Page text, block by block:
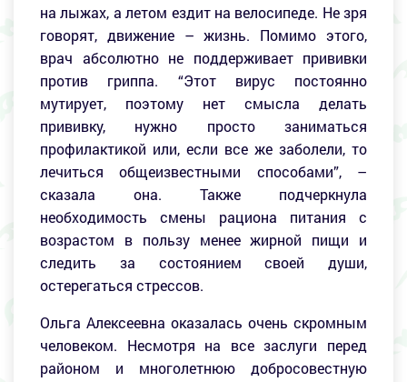
на лыжах, а летом ездит на велосипеде. Не зря
говорят, движение – жизнь. Помимо этого,
врач абсолютно не поддерживает прививки
против гриппа. “Этот вирус постоянно
мутирует, поэтому нет смысла делать
прививку, нужно просто заниматься
профилактикой или, если все же заболели, то
лечиться общеизвестными способами”, –
сказала она. Также подчеркнула
необходимость смены рациона питания с
возрастом в пользу менее жирной пищи и
следить за состоянием своей души,
остерегаться стрессов.
Ольга Алексеевна оказалась очень скромным
человеком. Несмотря на все заслуги перед
районом и многолетнюю добросовестную